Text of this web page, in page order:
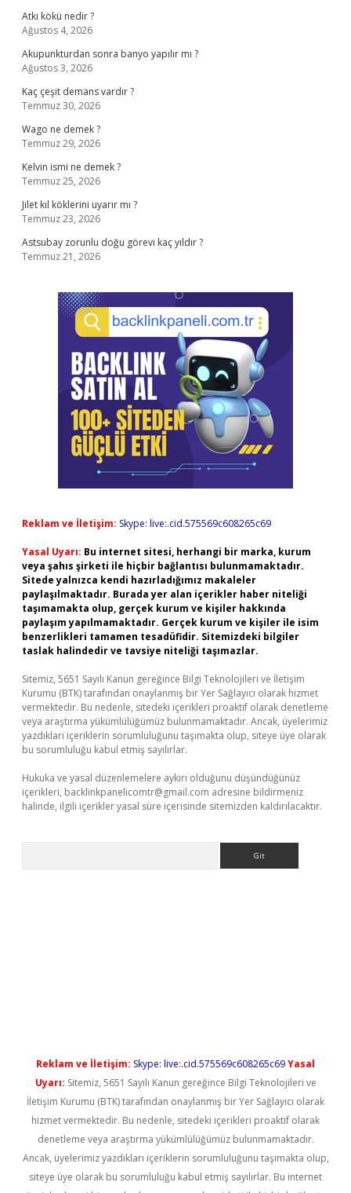
Atkı kökü nedir ?
Ağustos 4, 2026
Akupunkturdan sonra banyo yapılır mı ?
Ağustos 3, 2026
Kaç çeşit demans vardır ?
Temmuz 30, 2026
Wago ne demek ?
Temmuz 29, 2026
Kelvin ismi ne demek ?
Temmuz 25, 2026
Jilet kıl köklerini uyarır mı ?
Temmuz 23, 2026
Astsubay zorunlu doğu görevi kaç yıldır ?
Temmuz 21, 2026
Reklam ve İletişim: Skype: live:.cid.575569c608265c69
Yasal Uyarı: Bu internet sitesi, herhangi bir marka, kurum
veya şahıs şirketi ile hiçbir bağlantısı bulunmamaktadır.
Sitede yalnızca kendi hazırladığımız makaleler
paylaşılmaktadır. Burada yer alan içerikler haber niteliği
taşımamakta olup, gerçek kurum ve kişiler hakkında
paylaşım yapılmamaktadır. Gerçek kurum ve kişiler ile isim
benzerlikleri tamamen tesadüfidir. Sitemizdeki bilgiler
taslak halindedir ve tavsiye niteliği taşımazlar.
Sitemiz, 5651 Sayılı Kanun gereğince Bilgi Teknolojileri ve İletişim
Kurumu (BTK) tarafından onaylanmış bir Yer Sağlayıcı olarak hizmet
vermektedir. Bu nedenle, sitedeki içerikleri proaktif olarak denetleme
veya araştırma yükümlülüğümüz bulunmamaktadır. Ancak, üyelerimiz
yazdıkları içeriklerin sorumluluğunu taşımakta olup, siteye üye olarak
bu sorumluluğu kabul etmiş sayılırlar.
Hukuka ve yasal düzenlemelere aykırı olduğunu düşündüğünüz
içerikleri, backlinkpanelicomtr@gmail.com adresine bildirmeniz
halinde, ilgili içerikler yasal süre içerisinde sitemizden kaldırılacaktır.
Reklam ve İletişim: Skype: live:.cid.575569c608265c69Yasal
Uyarı: Sitemiz, 5651 Sayılı Kanun gereğince Bilgi Teknolojileri ve
İletişim Kurumu (BTK) tarafından onaylanmış bir Yer Sağlayıcı olarak
hizmet vermektedir. Bu nedenle, sitedeki içerikleri proaktif olarak
denetleme veya araştırma yükümlülüğümüz bulunmamaktadır.
Ancak, üyelerimiz yazdıkları içeriklerin sorumluluğunu taşımakta olup,
siteye üye olarak bu sorumluluğu kabul etmiş sayılırlar. Bu internet